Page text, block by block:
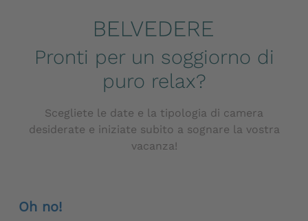
Pronti per un soggiorno di
puro relax?
Scegliete le date e la tipologia di camera
desiderate e iniziate subito a sognare la vostra
vacanza!
Oh no!